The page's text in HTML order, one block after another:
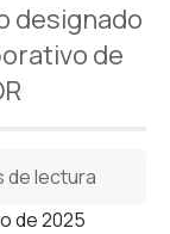
designado
de
de 2025
de lectura